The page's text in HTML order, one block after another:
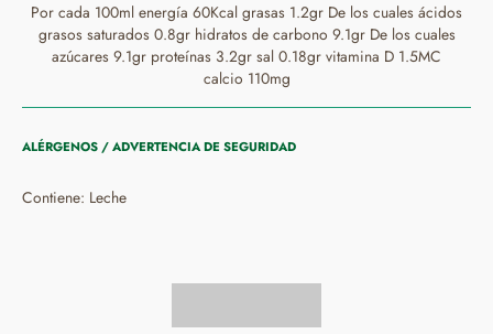
Por cada 100ml energía 60Kcal grasas 1.2gr De los cuales ácidos
grasos saturados 0.8gr hidratos de carbono 9.1gr De los cuales
azúcares 9.1gr proteínas 3.2gr sal 0.18gr vitamina D 1.5MC
calcio 110mg
ALÉRGENOS / ADVERTENCIA DE SEGURIDAD
Contiene: Leche